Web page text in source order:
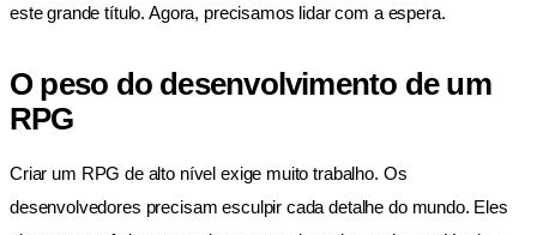
este grande título. Agora, precisamos lidar com a espera.
O peso do desenvolvimento de um
RPG
Criar um RPG de alto nível exige muito trabalho. Os
desenvolvedores precisam esculpir cada detalhe do mundo. Eles